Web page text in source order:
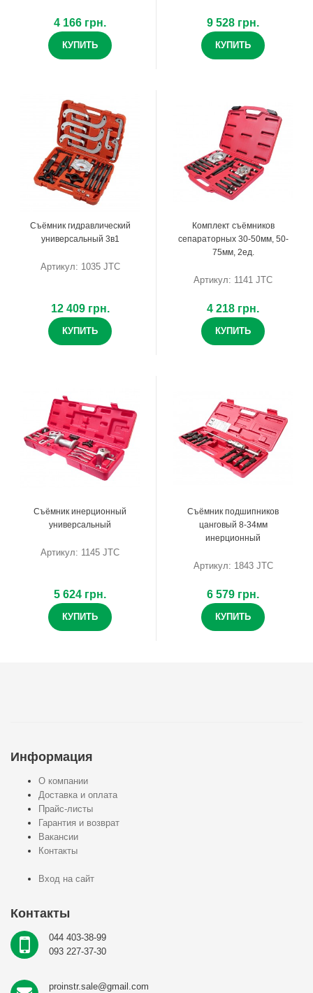
4 166 грн.
КУПИТЬ
9 528 грн.
КУПИТЬ
Съёмник гидравлический
универсальный 3в1
Артикул: 1035 JTC
12 409 грн.
КУПИТЬ
Комплект съёмников
сепараторных 30-50мм, 50-
75мм, 2ед.
Артикул: 1141 JTC
4 218 грн.
КУПИТЬ
Съёмник инерционный
универсальный
Артикул: 1145 JTC
5 624 грн.
КУПИТЬ
Съёмник подшипников
цанговый 8-34мм
инерционный
Артикул: 1843 JTC
6 579 грн.
КУПИТЬ
Информация
О компании
Доставка и оплата
Прайс-листы
Гарантия и возврат
Вакансии
Контакты
Вход на сайт
Контакты
044 403-38-99
093 227-37-30
proinstr.sale@gmail.com